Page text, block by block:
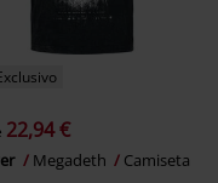
22,94 €
Megadeth Camiseta